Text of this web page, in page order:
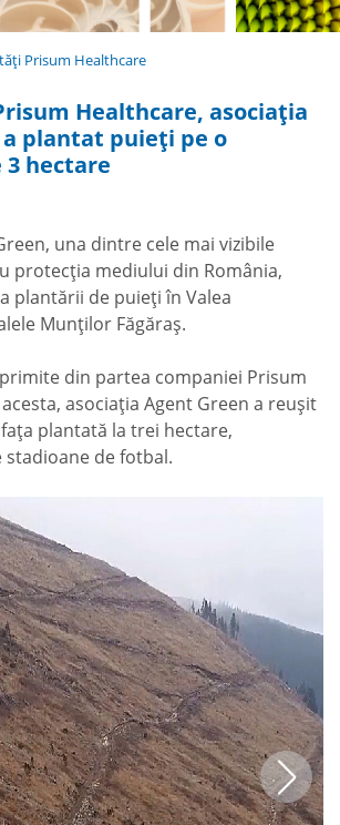
Prisum Healthcare
Healthcare, asociația
a plantat puieți pe o
hectare
una dintre cele mai vizibile
protecția mediului din România,
plantării de puieți în Valea
Munților Făgăraș.
din partea companiei Prisum
asociația Agent Green a reușit
plantată la trei hectare,
de fotbal.